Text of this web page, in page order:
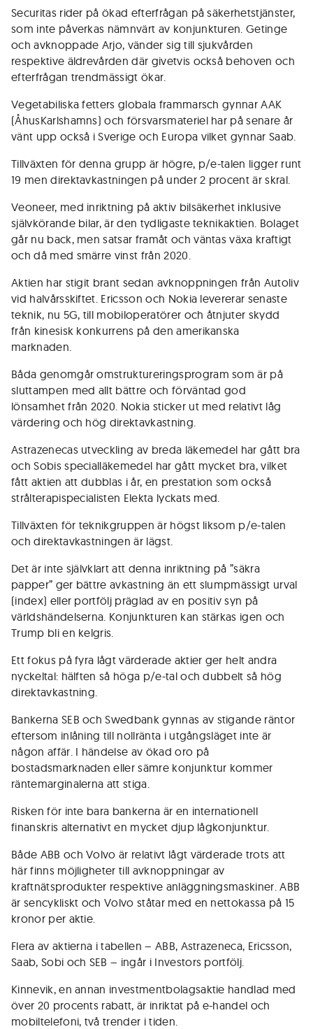
Securitas rider på ökad efterfrågan på säkerhetstjänster,
som inte påverkas nämnvärt av konjunkturen. Getinge
och avknoppade Arjo, vänder sig till sjukvården
respektive äldrevården där givetvis också behoven och
efterfrågan trendmässigt ökar.
Vegetabiliska fetters globala frammarsch gynnar AAK
(ÅhusKarlshamns) och försvarsmateriel har på senare år
vänt upp också i Sverige och Europa vilket gynnar Saab.
Tillväxten för denna grupp är högre, p/e-talen ligger runt
19 men direktavkastningen på under 2 procent är skral.
Veoneer, med inriktning på aktiv bil­säkerhet inklusive
självkörande bilar, är den tydligaste teknikaktien. Bolaget
går nu back, men satsar framåt och väntas växa kraftigt
och då med smärre vinst från 2020.
Aktien har stigit brant sedan avknoppningen från Autoliv
vid halvårsskiftet. Ericsson och Nokia levererar senaste
teknik, nu 5G, till mobiloperatörer och åtnjuter skydd
från kinesisk konkurrens på den amerikanska
marknaden.
Båda genomgår omstruktureringsprogram som är på
sluttampen med allt bättre och förväntad god
lönsamhet från 2020. Nokia sticker ut med relativt låg
värdering och hög direktavkastning.
Astrazenecas utveckling av breda läkemedel har gått bra
och Sobis specialläkemedel har gått mycket bra, vilket
fått aktien att dubblas i år, en prestation som också
strålterapi­specialisten Elekta lyckats med.
Tillväxten för teknikgruppen är högst liksom p/e-talen
och direkt­avkastningen är lägst.
Det är inte självklart att denna inriktning på ”säkra
papper” ger bättre avkastning än ett slumpmässigt urval
(index) eller portfölj präglad av en positiv syn på
världshändelserna. Konjunkturen kan stärkas igen och
Trump bli en kelgris.
Ett fokus på fyra lågt värderade aktier ger helt andra
nyckeltal: hälften så höga p/e-tal och dubbelt så hög
direktavkastning.
Bankerna SEB och Swedbank gynnas av stigande räntor
eftersom inlåning till nollränta i utgångs­läget inte är
någon affär. I händelse av ökad oro på
bostadsmarknaden eller sämre konjunktur kommer
räntemarginalerna att stiga.
Risken för inte bara bankerna är en internationell
finanskris alternativt en mycket djup lågkonjunktur.
Både ABB och Volvo är relativt lågt värderade trots att
här finns möjligheter till avknoppningar av
kraftnätsprodukter respektive anläggningsmaskiner. ABB
är sen­cykliskt och Volvo ståtar med en nettokassa på 15
kronor per aktie.
Flera av aktierna i tabellen – ABB, Astrazeneca, Ericsson,
Saab, Sobi och SEB – ingår i Investors portfölj.
Kinnevik, en annan investment­bolagsaktie handlad med
över 20 procents rabatt, är inriktat på e-handel och
mobiltelefoni, två trender i tiden.